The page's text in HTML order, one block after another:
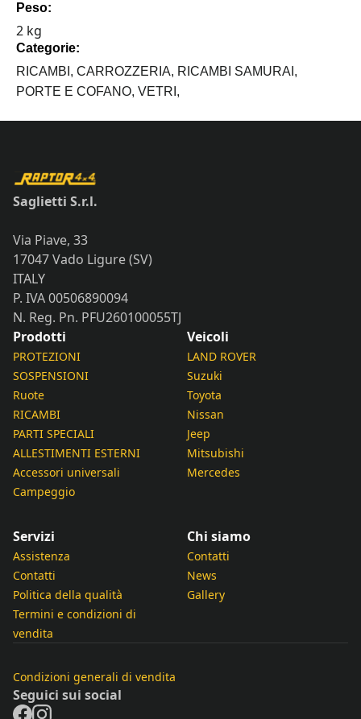
CON
MANIGLIE
quantità
Peso:
2 kg
Categorie:
RICAMBI, CARROZZERIA, RICAMBI SAMURAI,
PORTE E COFANO, VETRI,
Saglietti S.r.l.
Via Piave, 33
17047 Vado Ligure (SV)
ITALY
P. IVA 00506890094
N. Reg. Pn. PFU260100055TJ
Prodotti
PROTEZIONI
SOSPENSIONI
Ruote
RICAMBI
PARTI SPECIALI
ALLESTIMENTI ESTERNI
Accessori universali
Campeggio
Veicoli
LAND ROVER
Suzuki
Toyota
Nissan
Jeep
Mitsubishi
Mercedes
Servizi
Assistenza
Contatti
Politica della qualità
Termini e condizioni di
vendita
Chi siamo
Contatti
News
Gallery
Condizioni generali di vendita
Seguici sui social